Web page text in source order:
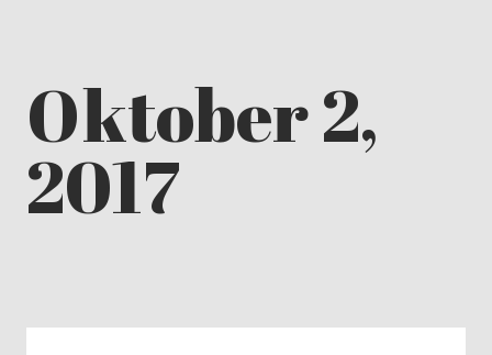
Oktober 2,
2017